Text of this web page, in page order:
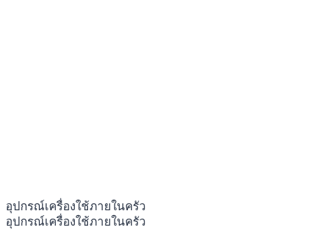
อุปกรณ์เครื่องใช้ภายในครัว
อุปกรณ์เครื่องใช้ภายในครัว